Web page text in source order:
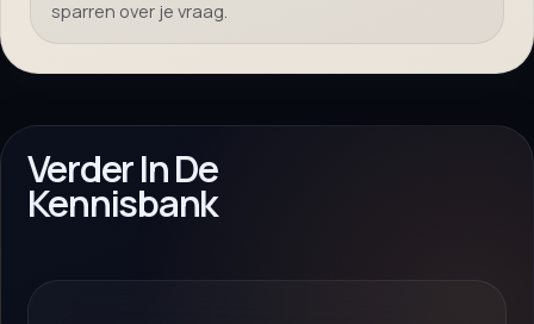
sparren over je vraag.
Verder In De
Kennisbank